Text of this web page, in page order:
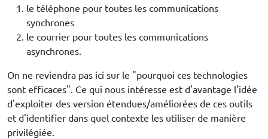
le téléphone pour toutes les communications
synchrones
le courrier pour toutes les communications
asynchrones.
On ne reviendra pas ici sur le "pourquoi ces technologies
sont efficaces". Ce qui nous intéresse est d'avantage l'idée
d'exploiter des version étendues/améliorées de ces outils
et d'identifier dans quel contexte les utiliser de manière
privilégiée.